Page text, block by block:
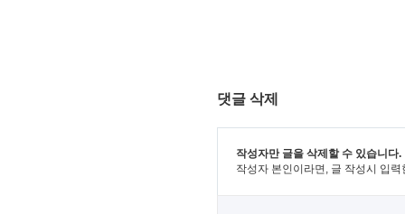
댓글 삭제
작성자만 글을 삭제할 수 있습니다.
작성자 본인이라면, 글 작성시 입